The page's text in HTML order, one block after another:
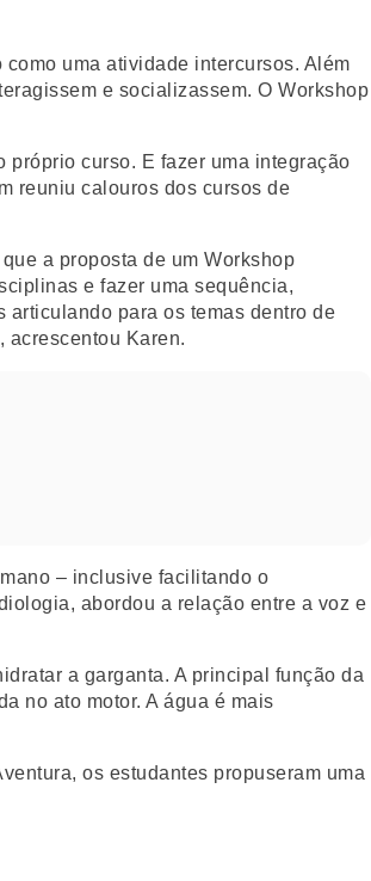
uma atividade intercursos. Além
e socializassem. O Workshop
próprio curso. E fazer uma integração
reuniu calouros dos cursos de
a proposta de um Workshop
e fazer uma sequência,
articulando para os temas dentro de
acrescentou Karen.
– inclusive facilitando o
abordou a relação entre a voz e
a garganta. A principal função da
no ato motor. A água é mais
os estudantes propuseram uma